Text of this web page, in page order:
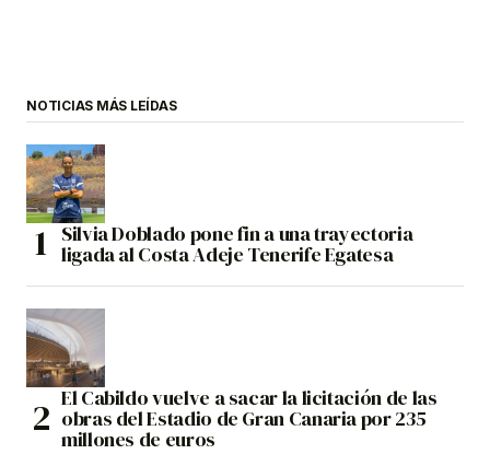
NOTICIAS MÁS LEÍDAS
Silvia Doblado pone fin a una trayectoria
ligada al Costa Adeje Tenerife Egatesa
El Cabildo vuelve a sacar la licitación de las
obras del Estadio de Gran Canaria por 235
millones de euros